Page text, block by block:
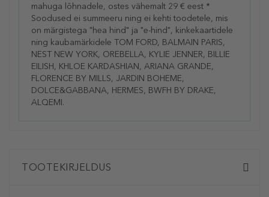
mahuga lõhnadele, ostes vähemalt 29 € eest *
Soodused ei summeeru ning ei kehti toodetele, mis
on märgistega "hea hind" ja "e-hind", kinkekaartidele
ning kaubamärkidele TOM FORD, BALMAIN PARIS,
NEST NEW YORK, OREBELLA, KYLIE JENNER, BILLIE
EILISH, KHLOE KARDASHIAN, ARIANA GRANDE,
FLORENCE BY MILLS, JARDIN BOHEME,
DOLCE&GABBANA, HERMES, BWFH BY DRAKE,
ALQEMI.
TOOTEKIRJELDUS